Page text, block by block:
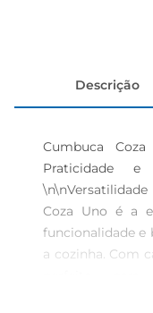
Descrição
Cumbuca
Praticidade
Coza Uno é a
funcionalidade e
a cozinha. Com
acondicionar